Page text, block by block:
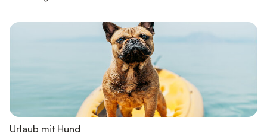
Urlaub mit Hund